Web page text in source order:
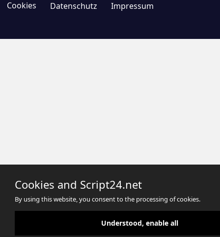
Cookies Datenschutz Impressum
Cookies and Script24.net
By using this website, you consent to the processing of cookies.
Understood, enable all